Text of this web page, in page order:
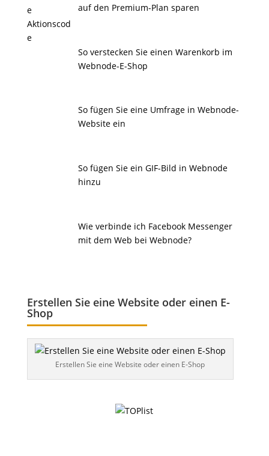
auf den Premium-Plan sparen
So verstecken Sie einen Warenkorb im
Webnode-E-Shop
So fügen Sie eine Umfrage in Webnode-
Website ein
So fügen Sie ein GIF-Bild in Webnode
hinzu
Wie verbinde ich Facebook Messenger
mit dem Web bei Webnode?
Erstellen Sie eine Website oder einen E-
Shop
Erstellen Sie eine Website oder einen E-Shop